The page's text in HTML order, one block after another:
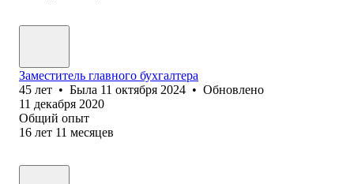
Заместитель главного бухгалтера
45 лет • Была 11 октября 2024 • Обновлено
11 декабря 2020
Общий опыт
16 лет 11 месяцев